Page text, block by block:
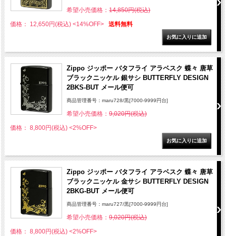
希望小売価格： 14,850円(税込)
価格： 12,650円(税込) <14%OFF> 送料無料
Zippo ジッポー バタフライ アラベスク 蝶々 唐草
ブラックニッケル 銀サシ BUTTERFLY DESIGN
2BKS-BUT メール便可
商品管理番号：maru728/黒[7000-9999円台]
希望小売価格： 9,020円(税込)
価格： 8,800円(税込) <2%OFF>
Zippo ジッポー バタフライ アラベスク 蝶々 唐草
ブラックニッケル 金サシ BUTTERFLY DESIGN
2BKG-BUT メール便可
商品管理番号：maru727/黒[7000-9999円台]
希望小売価格： 9,020円(税込)
価格： 8,800円(税込) <2%OFF>